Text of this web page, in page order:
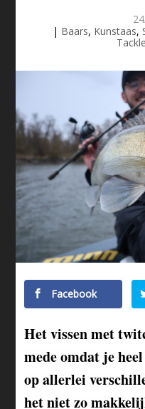
| Baars, Kunstaas,
Tackle
Facebook
Het vissen met
mede omdat je
op allerlei
het niet zo